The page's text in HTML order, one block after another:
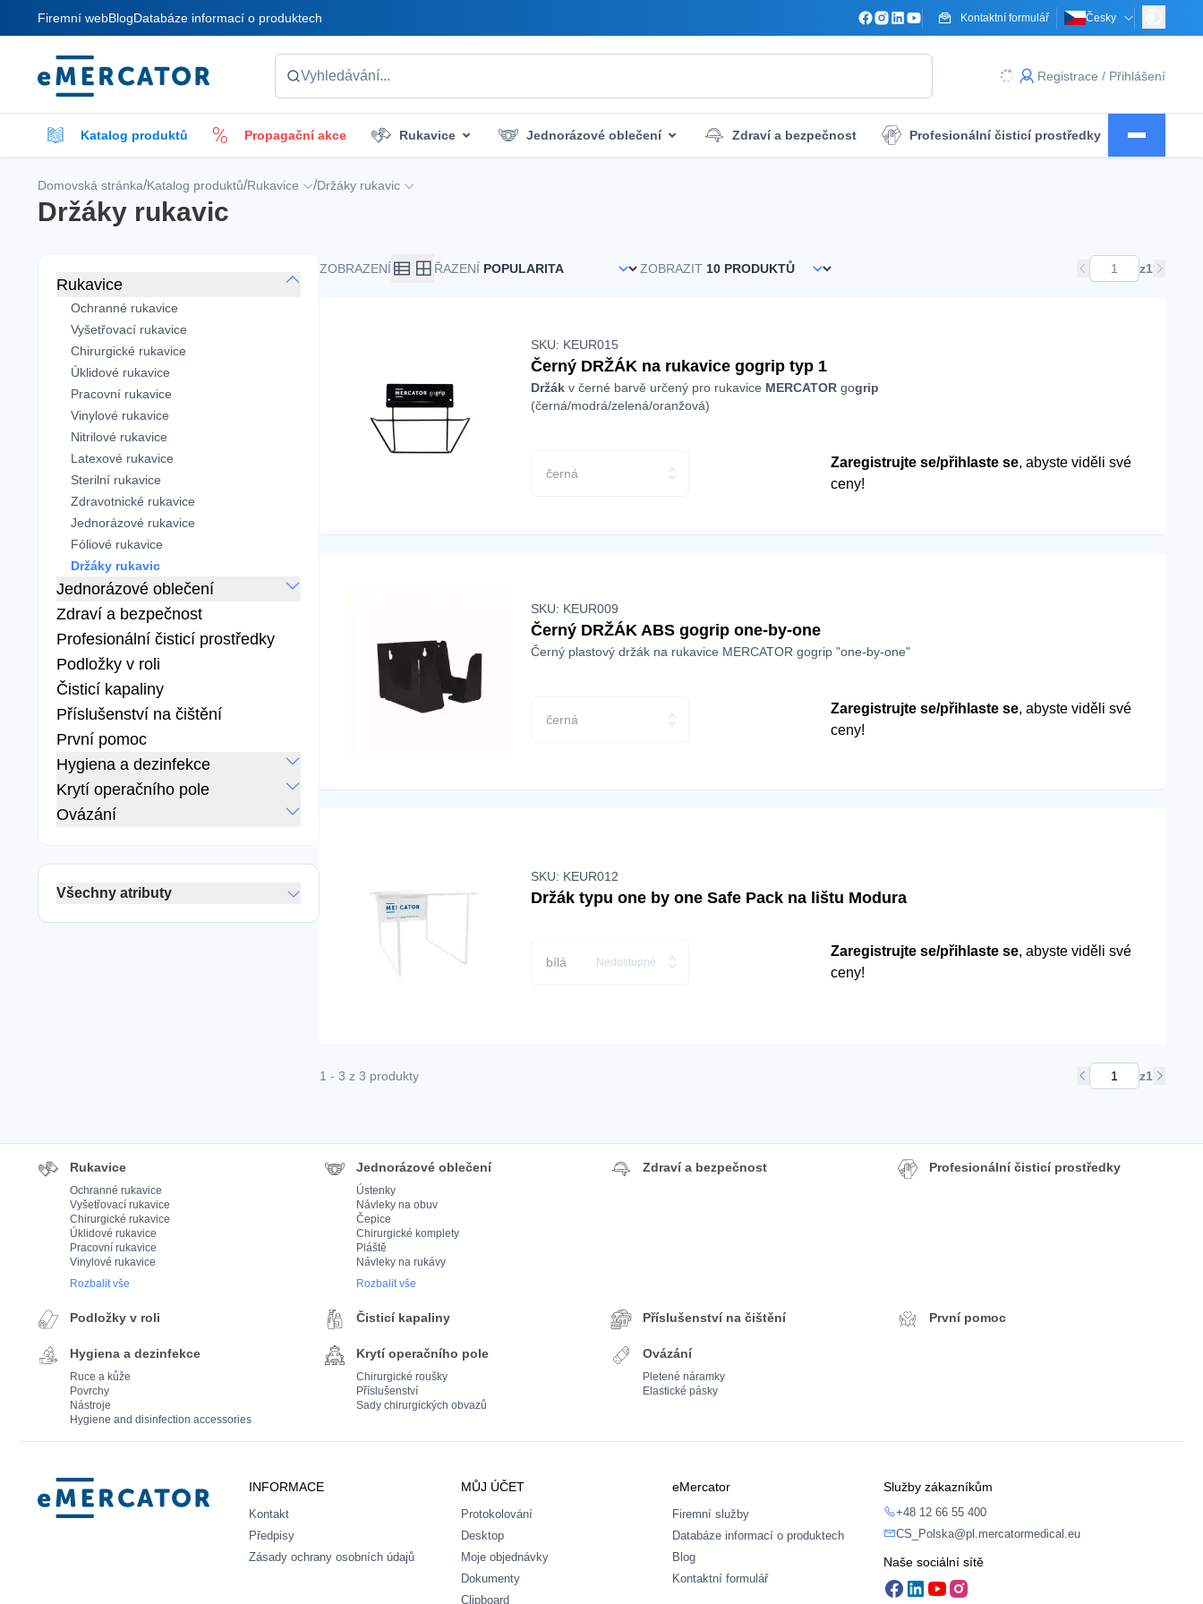
Firemní webBlogDatabáze informací o produktech Kontaktní formulář Česky
Mercator
Vyhledávání...
Registrace / Přihlášení
Katalog produktů Propagační akce Rukavice Jednorázové oblečení Zdraví a bezpečnost Profesionální čisticí prostředky
Podložky v roli Čisticí kapaliny Příslušenství na čištění
Ovázání
Domovská stránka/Katalog produktů/Rukavice /Držáky rukavic
Držáky rukavic
Rukavice
Ochranné rukavice
Vyšetřovací rukavice
Chirurgické rukavice
Úklidové rukavice
Pracovní rukavice
Vinylové rukavice
Nitrilové rukavice
Latexové rukavice
Sterilní rukavice
Zdravotnické rukavice
Jednorázové rukavice
Fóliové rukavice
Držáky rukavic
Jednorázové oblečení
Zdraví a bezpečnost
Profesionální čisticí prostředky
Podložky v roli
Čisticí kapaliny
Příslušenství na čištění
První pomoc
Hygiena a dezinfekce
Krytí operačního pole
Ovázání
Všechny atributy
ZOBRAZENÍ ŘAZENÍ ZOBRAZIT z1
SKU: KEUR015
Černý DRŽÁK na rukavice gogrip typ 1
Držákv černé barvě určený pro rukavice MERCATORgogrip
(černá/modrá/zelená/oranžová)
černá
Zaregistrujte se/přihlaste se, abyste viděli své
ceny!
SKU: KEUR009
Černý DRŽÁK ABS gogrip one-by-one
Černý plastový držák na rukavice MERCATOR gogrip "one-by-one"
černá
Zaregistrujte se/přihlaste se, abyste viděli své
ceny!
SKU: KEUR012
Držák typu one by one Safe Pack na lištu Modura
bílá Nedostupné
Zaregistrujte se/přihlaste se, abyste viděli své
ceny!
1 - 3 z 3 produkty z1
Rukavice
Ochranné rukavice
Vyšetřovací rukavice
Chirurgické rukavice
Úklidové rukavice
Pracovní rukavice
Vinylové rukavice
Rozbalit vše
Jednorázové oblečení
Ústenky
Návleky na obuv
Čepice
Chirurgické komplety
Pláště
Návleky na rukávy
Rozbalit vše
Zdraví a bezpečnost Profesionální čisticí prostředky
Podložky v roli Čisticí kapaliny Příslušenství na čištění První pomoc
Hygiena a dezinfekce
Ruce a kůže
Povrchy
Nástroje
Hygiene and disinfection accessories
Krytí operačního pole
Chirurgické roušky
Příslušenství
Sady chirurgických obvazů
Ovázání
Pletené náramky
Elastické pásky
Mercator
INFORMACE
Kontakt
Předpisy
Zásady ochrany osobních údajů
MŮJ ÚČET
Protokolování
Desktop
Moje objednávky
Dokumenty
Clipboard
eMercator
Firemní služby
Databáze informací o produktech
Blog
Kontaktní formulář
Služby zákazníkům
+48 12 66 55 400
CS_Polska@pl.mercatormedical.eu
Naše sociální sítě